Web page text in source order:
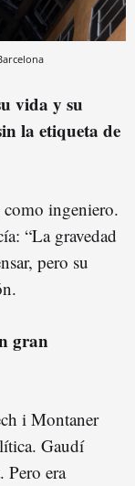
vida y su
la etiqueta de
como ingeniero.
“La gravedad
pero su
gran
i Montaner
Gaudí
Pero era